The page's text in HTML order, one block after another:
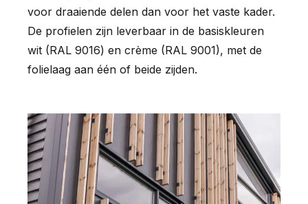
voor draaiende delen dan voor het vaste kader.
De profielen zijn leverbaar in de basiskleuren
wit (RAL 9016) en crème (RAL 9001), met de
folielaag aan één of beide zijden.